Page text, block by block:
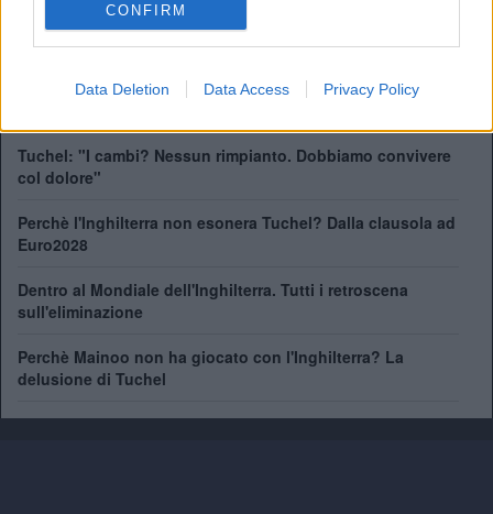
CONFIRM
Data Deletion Data Access Privacy Policy
Pep Guardiola di nuovo in panchina? L'offerta di una
Tuchel: "I cambi? Nessun rimpianto. Dobbiamo convivere
col dolore"
Perchè l'Inghilterra non esonera Tuchel? Dalla clausola ad
Euro2028
Dentro al Mondiale dell'Inghilterra. Tutti i retroscena
sull'eliminazione
Perchè Mainoo non ha giocato con l'Inghilterra? La
delusione di Tuchel